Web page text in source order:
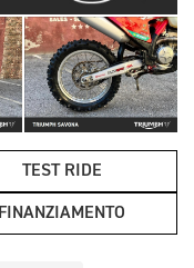
TEST RIDE
FINANZIAMENTO